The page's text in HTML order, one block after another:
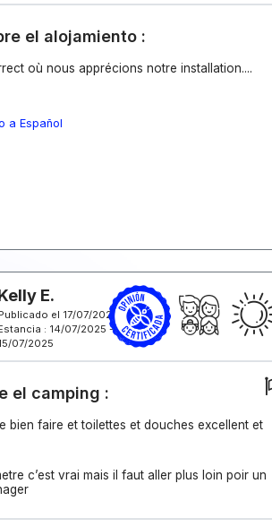
el alojamiento :
où nous apprécions notre installation....
a Español
E.
el 17/07/2025
: 14/07/2025 -
07/2025
el camping :
bien faire et toilettes et douches excellent et
c’est vrai mais il faut aller plus loin poir un